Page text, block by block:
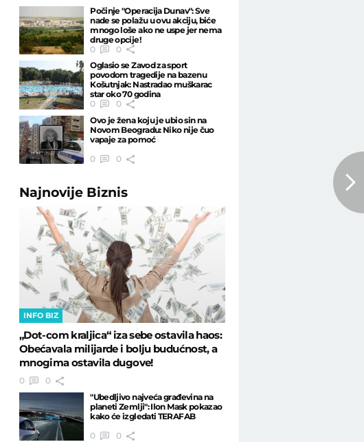
Počinje "Operacija Dunav": Sve
nade se polažu u ovu akciju, biće
mnogo loše ako ne uspe jer nema
druge opcije!
0
0
Oglasio se Zavod za sport
povodom tragedije na bazenu
Košutnjak: Nastradao muškarac
star oko 70 godina
0
0
Ovo je žena koju je ubio sin na
Novom Beogradu: Niko nije čuo
vapaje za pomoć
0
0
Najnovije Biznis
INFO BIZ
„Dot-com kraljica“ iza sebe ostavila haos:
Obećavala milijarde i bolju budućnost, a
mnogima ostavila dugove!
0
0
"Ubedljivo najveća građevina na
planeti Zemlji": Ilon Mask pokazao
kako će izgledati TERAFAB
0
0